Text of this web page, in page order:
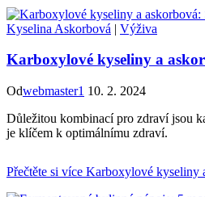
Kyselina Askorbová | Výživa
Karboxylové kyseliny a
Odwebmaster1 10. 2. 2024
Důležitou kombinací pro zdraví jsou
je klíčem k optimálnímu zdraví.
Přečtěte si více Karboxylové kyseliny